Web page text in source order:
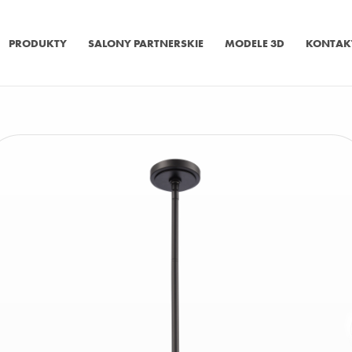
PRODUKTY SALONY PARTNERSKIE MODELE 3D